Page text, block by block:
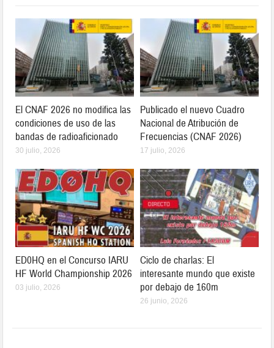
El CNAF 2026 no modifica las
condiciones de uso de las
bandas de radioaficionado
30 julio, 2026
Publicado el nuevo Cuadro
Nacional de Atribución de
Frecuencias (CNAF 2026)
17 julio, 2026
ED0HQ en el Concurso IARU
HF World Championship 2026
03 julio, 2026
Ciclo de charlas: El
interesante mundo que existe
por debajo de 160m
26 junio, 2026